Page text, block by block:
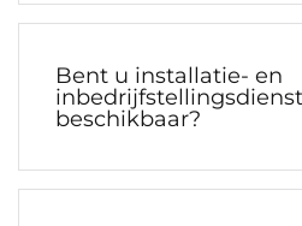
Bent u installatie- en
beschikbaar?